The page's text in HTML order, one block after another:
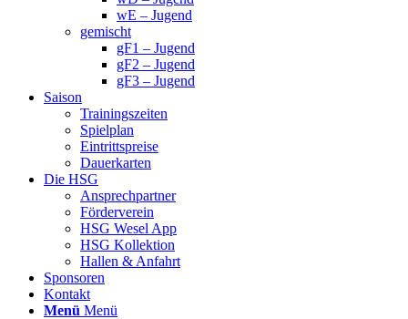
wE – Jugend
gemischt
gF1 – Jugend
gF2 – Jugend
gF3 – Jugend
Saison
Trainingszeiten
Spielplan
Eintrittspreise
Dauerkarten
Die HSG
Ansprechpartner
Förderverein
HSG Wesel App
HSG Kollektion
Hallen & Anfahrt
Sponsoren
Kontakt
Menü Menü